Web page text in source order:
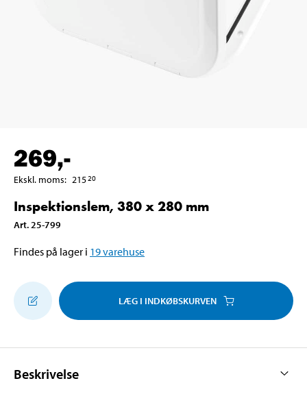
269,-
Ekskl. moms: 21520
Inspektionslem, 380 x 280 mm
Art. 25-799
Findes på lager i 19varehuse
LÆG I INDKØBSKURVEN
Beskrivelse